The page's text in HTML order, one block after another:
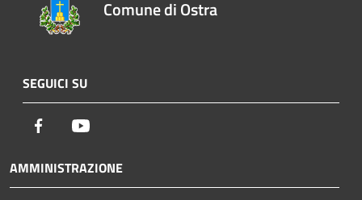
Comune di Ostra
SEGUICI SU
Facebook
AMMINISTRAZIONE